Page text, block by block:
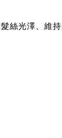
絲光澤、維